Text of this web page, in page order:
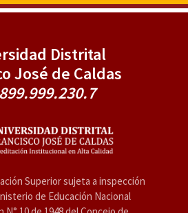
Distrital
José de Caldas
Superior sujeta a inspección
de Educación Nacional